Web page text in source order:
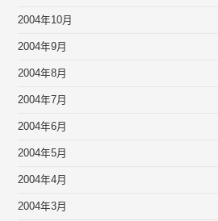
2004年10月
2004年9月
2004年8月
2004年7月
2004年6月
2004年5月
2004年4月
2004年3月